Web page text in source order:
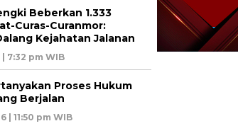
Beberkan 1.333
Curas-Curanmor:
Kejahatan Jalanan
7:32 pm WIB
Proses Hukum
Berjalan
| 11:50 pm WIB